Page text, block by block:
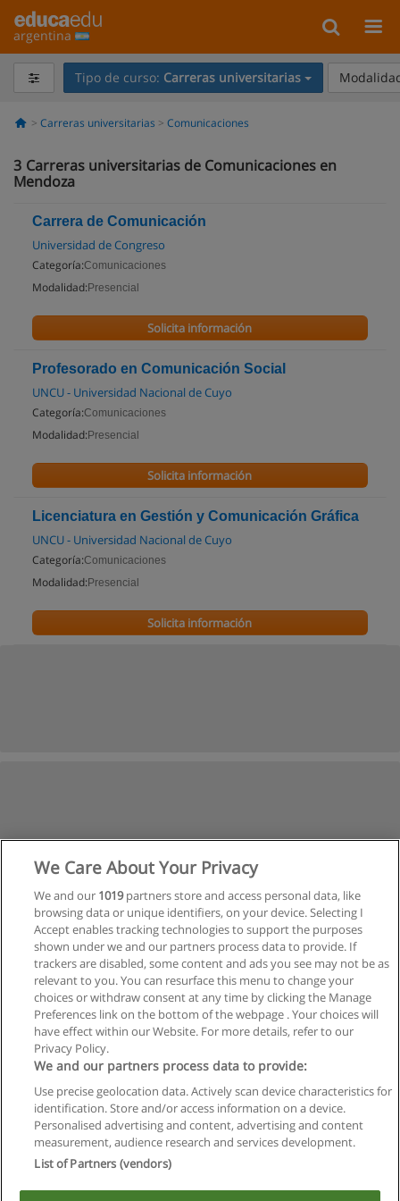
argentina
Tipo de curso: Carreras universitarias
Carreras universitarias Comunicaciones
3 Carreras universitarias de Comunicaciones en
Mendoza
Carrera de Comunicación
Universidad de Congreso
Categoría:Comunicaciones
Modalidad: Presencial
Solicita información
Profesorado en Comunicación Social
UNCU - Universidad Nacional de Cuyo
Categoría:Comunicaciones
Modalidad: Presencial
Solicita información
Licenciatura en Gestión y Comunicación Gráfica
UNCU - Universidad Nacional de Cuyo
Categoría:Comunicaciones
Modalidad: Presencial
Solicita información
Privacidad de datos
Contactar con Educaedu
Copyright © Educaedu Business S.L. - CIF : B-95610580: -
We Care About Your Privacy
We and our 1019partners store and access personal data, like
browsing data or unique identifiers, on your device. Selecting I
Accept enables tracking technologies to support the purposes
shown under we and our partners process data to provide. If
trackers are disabled, some content and ads you see may not be as
relevant to you. You can resurface this menu to change your
choices or withdraw consent at any time by clicking the Manage
Preferences link on the bottom of the webpage . Your choices will
have effect within our Website. For more details, refer to our
Privacy Policy.
We and our partners process data to provide:
Use precise geolocation data. Actively scan device characteristics for
identification. Store and/or access information on a device.
Personalised advertising and content, advertising and content
measurement, audience research and services development.
List of Partners (vendors)